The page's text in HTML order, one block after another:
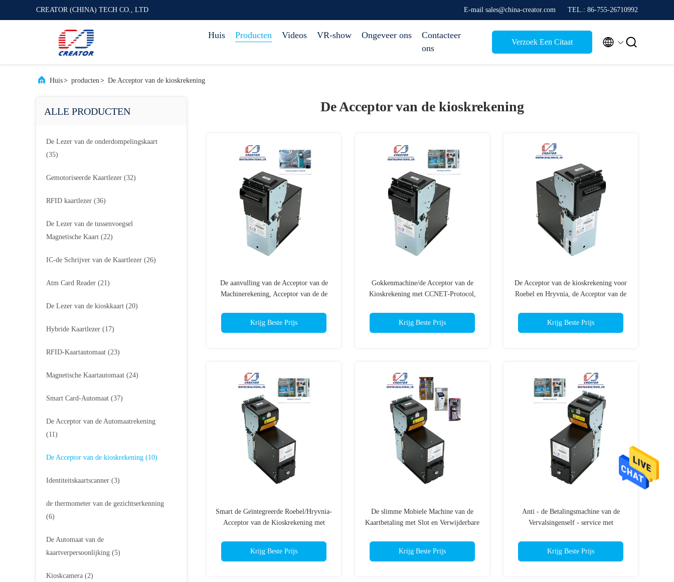
CREATOR (CHINA) TECH CO., LTD E-mail sales@china-creator.com TEL.: 86-755-26710992
Huis Producten Videos VR-show Ongeveer ons
Contacteer
ons
Verzoek Een Citaat  
Huis> producten> De Acceptor van de kioskrekening
ALLE PRODUCTEN
De Lezer van de onderdompelingskaart
(35)
Gemotoriseerde Kaartlezer (32)
RFID kaartlezer (36)
De Lezer van de tussenvoegsel
Magnetische Kaart (22)
IC-de Schrijver van de Kaartlezer (26)
Atm Card Reader (21)
De Lezer van de kioskkaart (20)
Hybride Kaartlezer (17)
RFID-Kaartautomaat (23)
Magnetische Kaartautomaat (24)
Smart Card-Automaat (37)
De Acceptor van de Automaatrekening
(11)
De Acceptor van de kioskrekening (10)
Identiteitskaartscanner (3)
de thermometer van de gezichtserkenning
(6)
De Automaat van de
kaartverpersoonlijking (5)
Kioskcamera (2)
De Acceptor van de kioskrekening
De aanvulling van de Acceptor van de
Machinerekening, Acceptor van de de
Krijg Beste Prijs
Gokkenmachine/de Acceptor van de
Kioskrekening met CCNET-Protocol,
Krijg Beste Prijs
De Acceptor van de kioskrekening voor
Roebel en Hryvnia, de Acceptor van de
Krijg Beste Prijs
Smart de Geïntegreerde Roebel/Hryvnia-
Acceptor van de Kioskrekening met
Krijg Beste Prijs
De slimme Mobiele Machine van de
Kaartbetaling met Slot en Verwijderbare
Krijg Beste Prijs
Anti - de Betalingsmachine van de
Vervalsingenself - service met
Krijg Beste Prijs